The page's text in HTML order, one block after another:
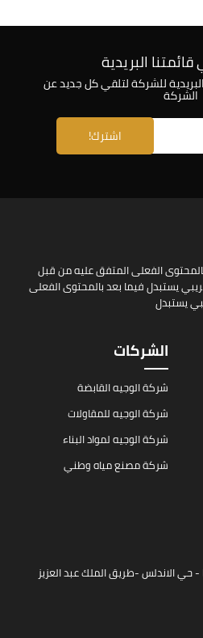
البريدية
للشركة لتلقي كل جديد عن
الشركة
الفعلى المتفق عليه من قبل
يستبدل فيما بعد بالمحتوى الفعلى
يستبدل
الشركات
شركة الوجيه القابضة
شركة الوجيه للمقاولات
شركة الوجيه لمواد البناء
شركة مصنع مياه وطني
- حي الاندلس -طريق الملك عبد العزيز